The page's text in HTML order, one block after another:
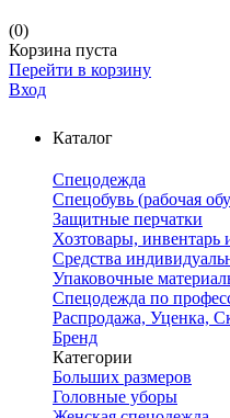
(0)
Корзина пуста
Перейти в корзину
Вход
Каталог
Спецодежда
Спецобувь (рабочая
Защитные перчатки
Хозтовары, инвентарь
Средства
Упаковочные
Спецодежда по
Распродажа, Уценка,
Бренд
Категории
Больших размеров
Головные уборы